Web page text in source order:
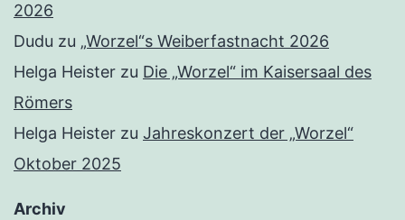
2026
Dudu zu „Worzel“s Weiberfastnacht 2026
Helga Heister zu Die „Worzel“ im Kaisersaal des
Römers
Helga Heister zu Jahreskonzert der „Worzel“
Oktober 2025
Archiv